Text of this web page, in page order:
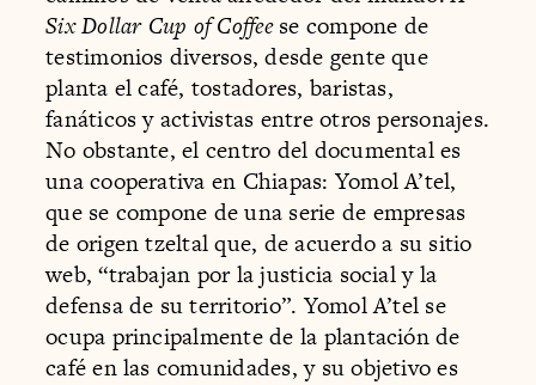
Six Dollar Cup of Coffeese compone de
testimonios diversos, desde gente que
planta el café, tostadores, baristas,
fanáticos y activistas entre otros personajes.
No obstante, el centro del documental es
una cooperativa en Chiapas: Yomol A’tel,
que se compone de una serie de empresas
de origen tzeltal que, de acuerdo a su sitio
web, “trabajan por la justicia social y la
defensa de su territorio”. Yomol A’tel se
ocupa principalmente de la plantación de
café en las comunidades, y su objetivo es